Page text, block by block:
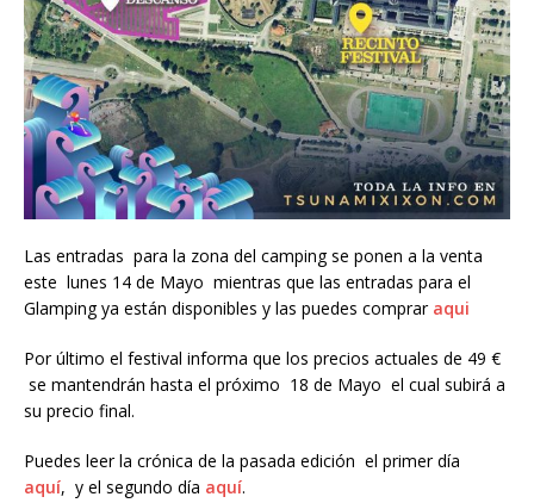
Las entradas para la zona del camping se ponen a la venta
este lunes 14 de Mayo mientras que las entradas para el
Glamping ya están disponibles y las puedes compraraqui
Por último el festival informa que los precios actuales de 49 €
se mantendrán hasta el próximo 18 de Mayo el cual subirá a
su precio final.
Puedes leer la crónica de la pasada edición el primer día
aquí, y el segundo día aquí.